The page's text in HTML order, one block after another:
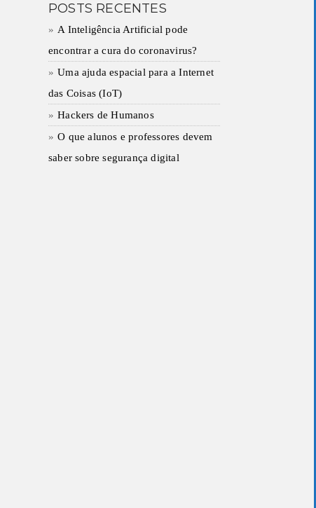
POSTS RECENTES
A Inteligência Artificial pode
encontrar a cura do coronavirus?
Uma ajuda espacial para a Internet
das Coisas (IoT)
Hackers de Humanos
O que alunos e professores devem
saber sobre segurança digital